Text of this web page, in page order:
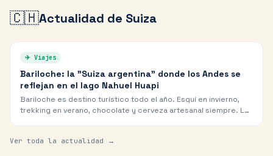
🇨🇭Actualidad de Suiza
✈️ Viajes
Bariloche: la "Suiza argentina" donde los Andes se
reflejan en el lago Nahuel Huapi
Bariloche es destino turístico todo el año. Esquí en invierno,
trekking en verano, chocolate y cerveza artesanal siempre. La
Ver toda la actualidad →